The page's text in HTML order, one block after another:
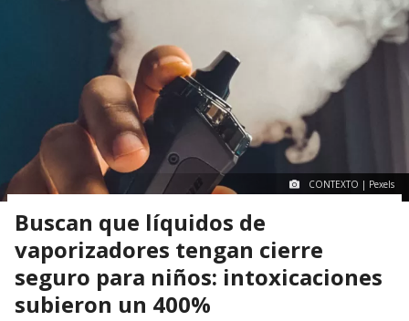
CONTEXTO | Pexels
Buscan que líquidos de
vaporizadores tengan cierre
seguro para niños: intoxicaciones
subieron un 400%